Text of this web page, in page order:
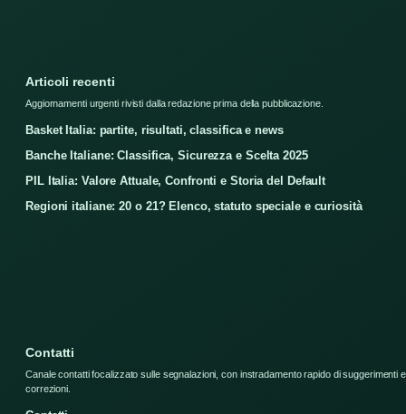
Articoli recenti
Aggiornamenti urgenti rivisti dalla redazione prima della pubblicazione.
Basket Italia: partite, risultati, classifica e news
Banche Italiane: Classifica, Sicurezza e Scelta 2025
PIL Italia: Valore Attuale, Confronti e Storia del Default
Regioni italiane: 20 o 21? Elenco, statuto speciale e curiosità
Contatti
Canale contatti focalizzato sulle segnalazioni, con instradamento rapido di suggerimenti e
correzioni.